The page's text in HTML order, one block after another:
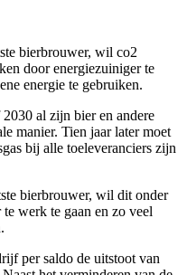
bierbrouwer, wil co2
door energiezuiniger te
energie te gebruiken.
al zijn bier en andere
manier. Tien jaar later moet
bij alle toeleveranciers zijn
bierbrouwer, wil dit onder
werk te gaan en zo veel
per saldo de uitstoot van